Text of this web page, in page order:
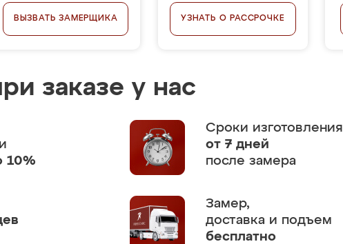
ВЫЗВАТЬ ЗАМЕРЩИКА УЗНАТЬ О РАССРОЧКЕ
заказе у нас
10%
Сроки изготовления
от 7 дней
после замера
Замер,
доставка и подъем
бесплатно